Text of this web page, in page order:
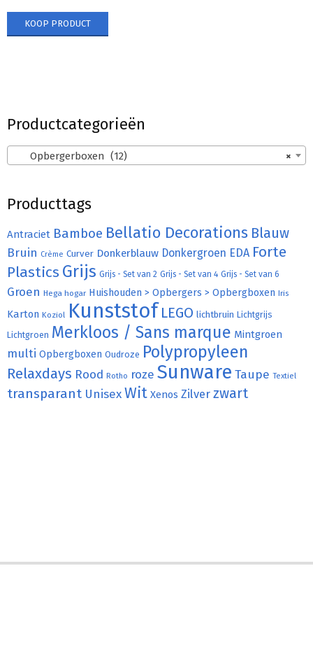
KOOP PRODUCT
Productcategorieën
×
Opbergerboxen (12)
Producttags
Antraciet Bamboe Bellatio Decorations Blauw
Bruin Crème Curver Donkerblauw Donkergroen EDA Forte
Plastics Grijs Grijs - Set van 2 Grijs - Set van 4 Grijs - Set van 6
Groen Hega hogar Huishouden > Opbergers > Opbergboxen Iris
Karton Koziol Kunststof LEGO lichtbruin Lichtgrijs
Lichtgroen Merkloos / Sans marque Mintgroen
multi Opbergboxen Oudroze Polypropyleen
Relaxdays Rood Rotho roze Sunware Taupe Textiel
transparant UnisexWit Xenos Zilver zwart